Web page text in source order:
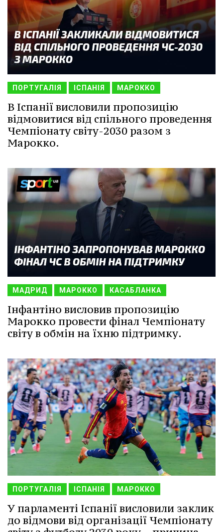
ПОРТУГАЛІЯ ІСПАНІЯ МАРОККО
В Іспанії висловили пропозицію
відмовитися від спільного проведення
Чемпіонату світу-2030 разом з
Марокко.
МАДРИД МАРОККО КАСАБЛАНКА
Інфантіно висловив пропозицію
Марокко провести фінал Чемпіонату
світу в обмін на їхню підтримку.
ПОРТУГАЛІЯ ІСПАНІЯ МАРОККО
У парламенті Іспанії висловили заклик
до відмови від організації Чемпіонату